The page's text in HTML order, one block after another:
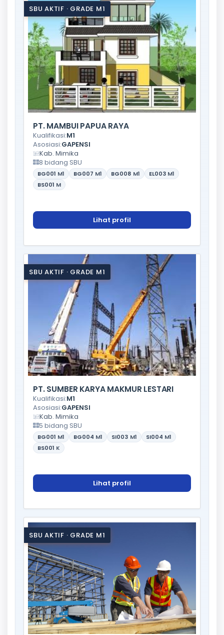
SBU AKTIF · GRADE M1
PT. MAMBUI PAPUA RAYA
Kualifikasi:M1
Asosiasi:GAPENSI
Kab. Mimika
8 bidang SBU
BG001 M1 BG007 M1 BG008 M1 EL003 M1
BS001 M
Lihat profil
SBU AKTIF · GRADE M1
PT. SUMBER KARYA MAKMUR LESTARI
Kualifikasi:M1
Asosiasi:GAPENSI
Kab. Mimika
5 bidang SBU
BG001 M1 BG004 M1 SI003 M1 SI004 M1
BS001 K
Lihat profil
SBU AKTIF · GRADE M1